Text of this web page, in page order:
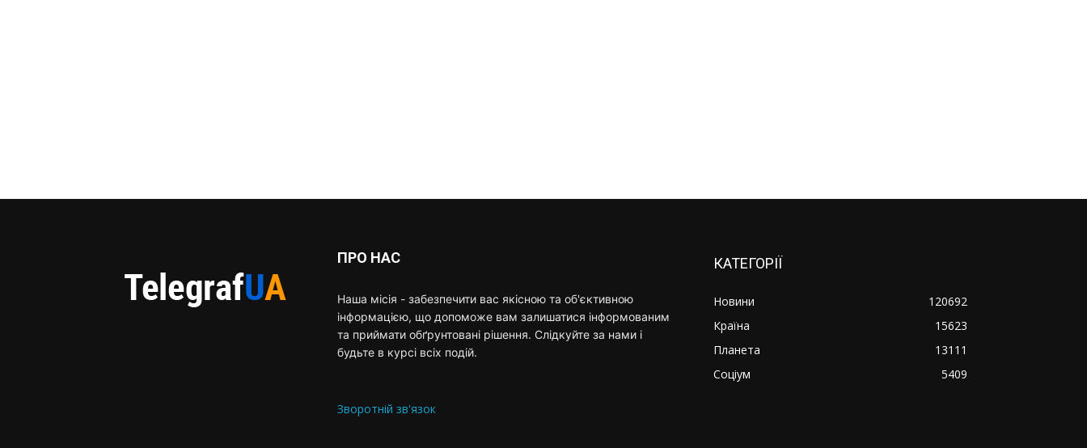
ПРО НАС
Наша місія - забезпечити вас якісною та об'єктивною
інформацією, що допоможе вам залишатися інформованим
та приймати обґрунтовані рішення. Слідкуйте за нами і
будьте в курсі всіх подій.
Зворотній зв'язок
КАТЕГОРІЇ
Новини
120692
Країна
15623
Планета
13111
Соціум
5409